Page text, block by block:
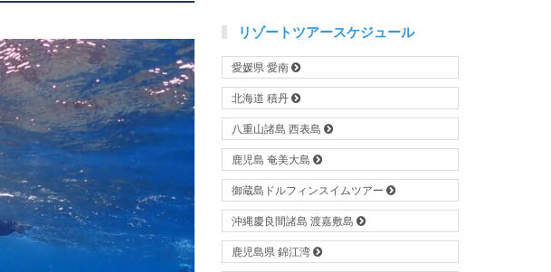
リゾートツアースケジュール
愛媛県 愛南
北海道 積丹
八重山諸島 西表島
鹿児島 奄美大島
御蔵島ドルフィンスイムツアー
沖縄慶良間諸島 渡嘉敷島
鹿児島県 錦江湾